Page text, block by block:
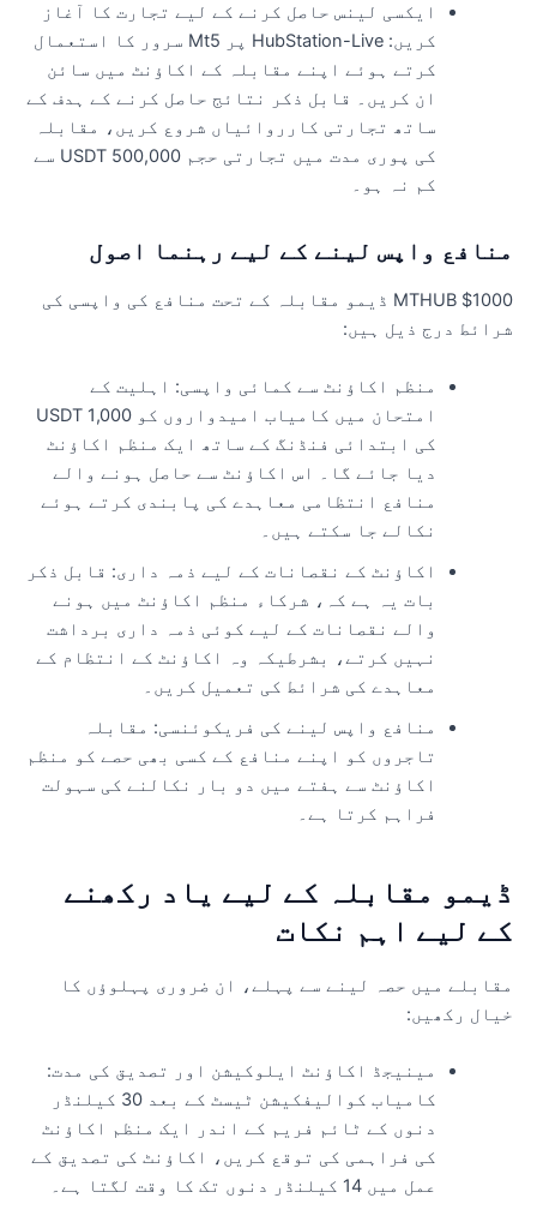
ایکسی لینس حاصل کرنے کے لیے تجارت کا آغاز
کریں: HubStation-Live پر Mt5 سرور کا استعمال
کرتے ہوئے اپنے مقابلہ کے اکاؤنٹ میں سائن
ان کریں۔ قابل ذکر نتائج حاصل کرنے کے ہدف کے
ساتھ تجارتی کارروائیاں شروع کریں، مقابلہ
کی پوری مدت میں تجارتی حجم 500,000 USDT سے
کم نہ ہو۔
واپس لینے کے لیے رہنما اصول
MTHUB $1000 ڈیمو مقابلہ کے تحت منافع کی واپسی کی
درج ذیل ہیں:
منظم اکاؤنٹ سے کمائی واپسی: اہلیت کے
امتحان میں کامیاب امیدواروں کو 1,000 USDT
کی ابتدائی فنڈنگ ​​کے ساتھ ایک منظم اکاؤنٹ
دیا جائے گا۔ اس اکاؤنٹ سے حاصل ہونے والے
منافع انتظامی معاہدے کی پابندی کرتے ہوئے
نکالے جا سکتے ہیں۔
اکاؤنٹ کے نقصانات کے لیے ذمہ داری: قابل ذکر
بات یہ ہے کہ، شرکاء منظم اکاؤنٹ میں ہونے
والے نقصانات کے لیے کوئی ذمہ داری برداشت
نہیں کرتے، بشرطیکہ وہ اکاؤنٹ کے انتظام کے
معاہدے کی شرائط کی تعمیل کریں۔
منافع واپس لینے کی فریکوئنسی: مقابلہ
تاجروں کو اپنے منافع کے کسی بھی حصے کو منظم
اکاؤنٹ سے ہفتے میں دو بار نکالنے کی سہولت
فراہم کرتا ہے۔
مقابلہ کے لیے یاد رکھنے
لیے اہم نکات
میں حصہ لینے سے پہلے، ان ضروری پہلوؤں کا
رکھیں:
مینیجڈ اکاؤنٹ ایلوکیشن اور تصدیق کی مدت:
کامیاب کوالیفکیشن ٹیسٹ کے بعد 30 کیلنڈر
دنوں کے ٹائم فریم کے اندر ایک منظم اکاؤنٹ
کی فراہمی کی توقع کریں، اکاؤنٹ کی تصدیق کے
عمل میں 14 کیلنڈر دنوں تک کا وقت لگتا ہے۔